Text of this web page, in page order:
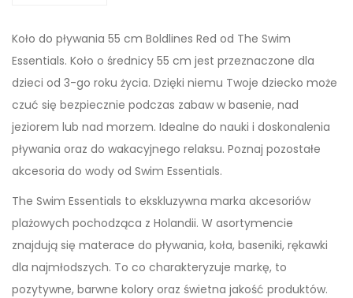
Koło do pływania 55 cm Boldlines Red od The Swim
Essentials. Koło o średnicy 55 cm jest przeznaczone dla
dzieci od 3-go roku życia. Dzięki niemu Twoje dziecko może
czuć się bezpiecznie podczas zabaw w basenie, nad
jeziorem lub nad morzem. Idealne do nauki i doskonalenia
pływania oraz do wakacyjnego relaksu. Poznaj pozostałe
akcesoria do wody od Swim Essentials.
The Swim Essentials to ekskluzywna marka akcesoriów
plażowych pochodząca z Holandii. W asortymencie
znajdują się materace do pływania, koła, baseniki, rękawki
dla najmłodszych. To co charakteryzuje markę, to
pozytywne, barwne kolory oraz świetna jakość produktów.